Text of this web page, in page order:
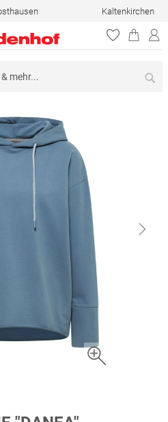
Kaltenkirchen